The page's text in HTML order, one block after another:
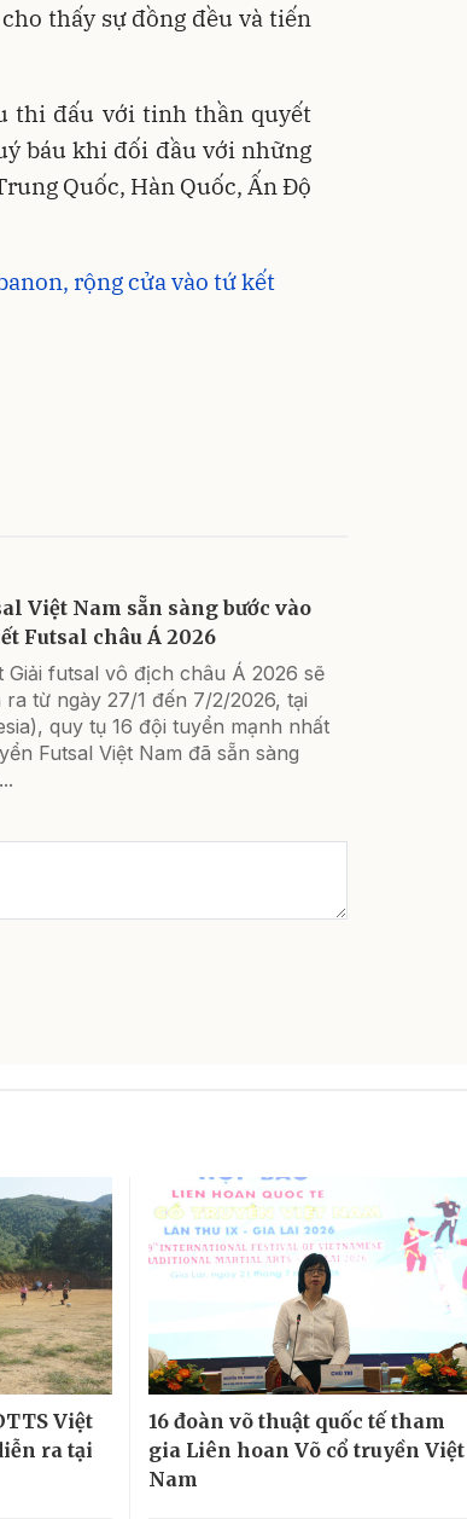
thấy sự đồng đều và tiến
thi đấu với tinh thần quyết
báu khi đối đầu với những
Quốc, Hàn Quốc, Ấn Độ
rộng cửa vào tứ kết
Việt Nam sẵn sàng bước vào
Futsal châu Á 2026
Giải futsal vô địch châu Á 2026 sẽ
từ ngày 27/1 đến 7/2/2026, tại
quy tụ 16 đội tuyển mạnh nhất
Futsal Việt Nam đã sẵn sàng
Việt
ra tại
16 đoàn võ thuật quốc tế tham
gia Liên hoan Võ cổ truyền Việt
Nam